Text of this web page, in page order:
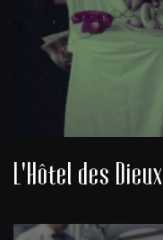
L'Hôtel des Dieux